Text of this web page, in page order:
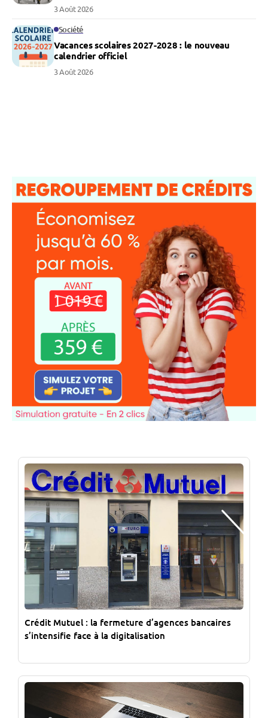
3 Août 2026
Société
Vacances scolaires 2027-2028 : le nouveau
calendrier officiel
3 Août 2026
Crédit Mutuel : la fermeture d’agences bancaires
s’intensifie face à la digitalisation